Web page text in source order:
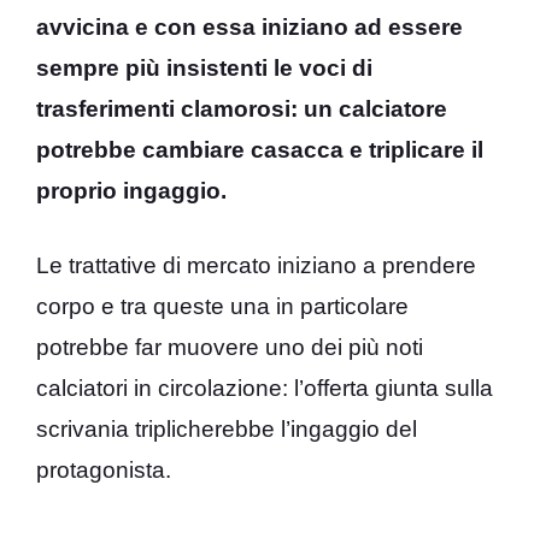
avvicina e con essa iniziano ad essere
sempre più insistenti le voci di
trasferimenti clamorosi: un calciatore
potrebbe cambiare casacca e triplicare il
proprio ingaggio.
Le trattative di mercato iniziano a prendere
corpo e tra queste una in particolare
potrebbe far muovere uno dei più noti
calciatori in circolazione: l’offerta giunta sulla
scrivania triplicherebbe l’ingaggio del
protagonista.